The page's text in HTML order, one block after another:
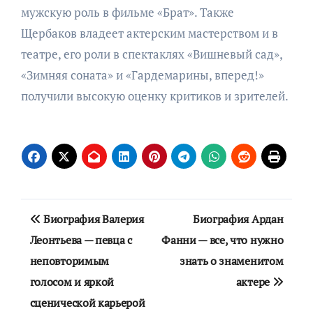
мужскую роль в фильме «Брат». Также
Щербаков владеет актерским мастерством и в
театре, его роли в спектаклях «Вишневый сад»,
«Зимняя соната» и «Гардемарины, вперед!»
получили высокую оценку критиков и зрителей.
Навигация
по
записям
Биография Валерия
Леонтьева — певца с
неповторимым
голосом и яркой
сценической карьерой
Биография Ардан
Фанни — все, что нужно
знать о знаменитом
актере